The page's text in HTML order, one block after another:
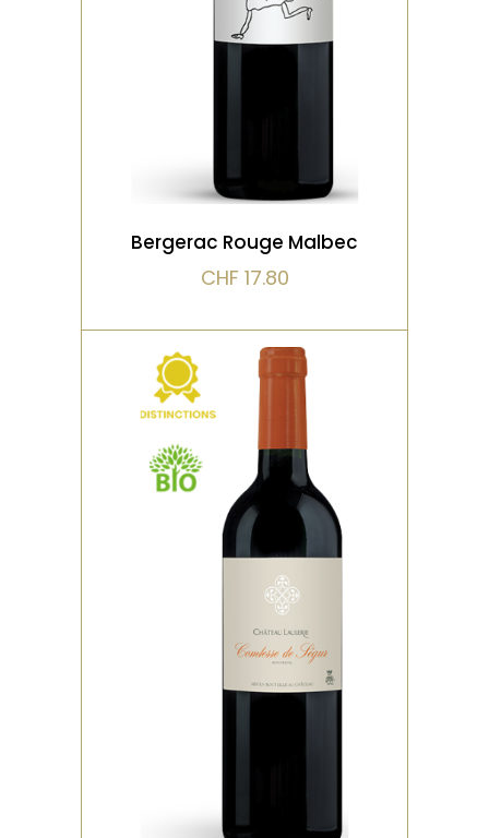
caractère… &nbs
Bergerac Rouge Malbec
CHF 17.80
BIO, DISTINCTIONS ,ROUGE
VIEILLI EN FÛT DE CHÊNE
Belle complicité entre le
Merlot qui apporte un
bouquet dominé par la
mûre et de la rondeur en bo